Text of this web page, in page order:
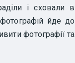
і сховали в
йде до
фотографії та